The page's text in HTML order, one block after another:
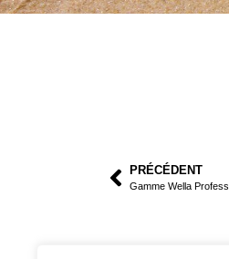
PRÉCÉDENT
Gamme Wella